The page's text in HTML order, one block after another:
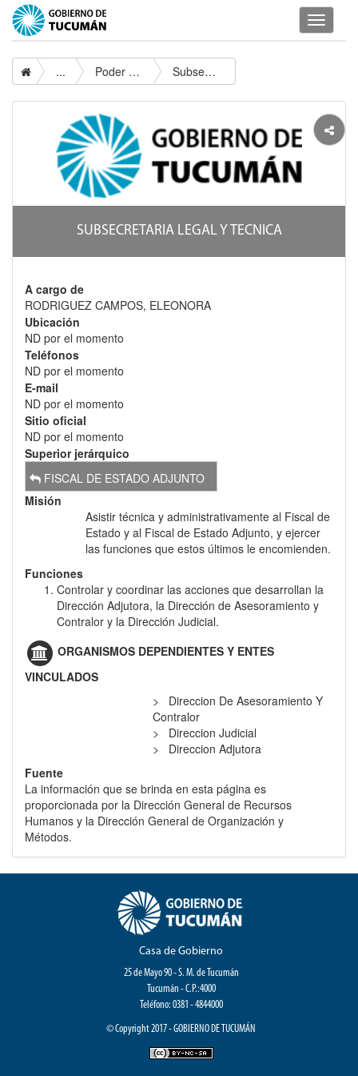
... Poder Ejecutivo Subsecretaria Legal Y Tecnica
SUBSECRETARIA LEGAL Y TECNICA
A cargo de
RODRIGUEZ CAMPOS, ELEONORA
Ubicación
ND por el momento
Teléfonos
ND por el momento
E-mail
ND por el momento
Sitio oficial
ND por el momento
Superior jerárquico
FISCAL DE ESTADO ADJUNTO
Misión
Asistir técnica y administrativamente al Fiscal de
Estado y al Fiscal de Estado Adjunto, y ejercer
las funciones que estos últimos le encomienden.
Funciones
Controlar y coordinar las acciones que desarrollan la
Dirección Adjutora, la Dirección de Asesoramiento y
Contralor y la Dirección Judicial.
ORGANISMOS DEPENDIENTES Y ENTES
VINCULADOS
Direccion De Asesoramiento Y
Contralor
Direccion Judicial
Direccion Adjutora
Fuente
La información que se brinda en esta página es
proporcionada por la Dirección General de Recursos
Humanos y la Dirección General de Organización y
Métodos.
Casa de Gobierno
25 de Mayo 90 - S. M. de Tucumán
Tucumán - C.P.:4000
Teléfono: 0381 - 4844000
© Copyright 2017 - GOBIERNO DE TUCUMÁN